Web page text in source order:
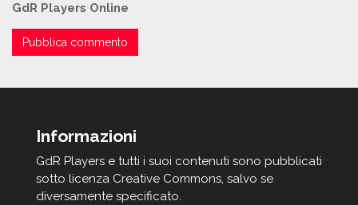
GdR Players Online
Informazioni
GdR Players e tutti i suoi contenuti sono pubblicati
sotto licenza Creative Commons, salvo se
diversamente specificato.